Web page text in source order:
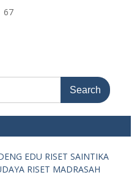
67
EDU RISET SAINTIKA
RISET MADRASAH